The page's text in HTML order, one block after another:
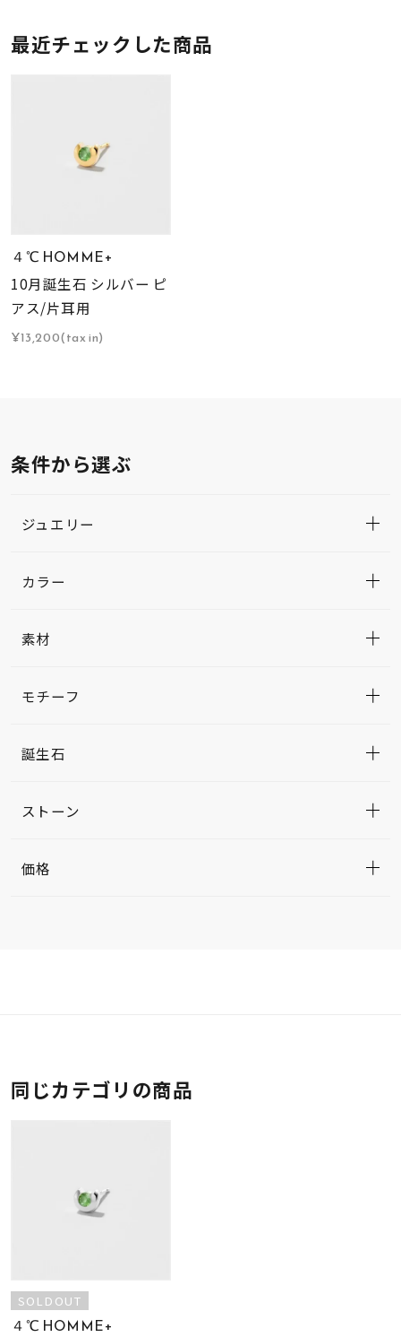
最近チェックした商品
４℃ HOMME+
10月誕生石 シルバー ピ
アス/片耳用
¥13,200(tax in)
条件から選ぶ
ジュエリー
カラー
素材
モチーフ
誕生石
ストーン
価格
同じカテゴリの商品
SOLDOUT
４℃ HOMME+